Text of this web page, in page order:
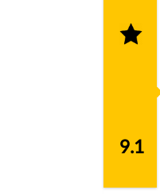
9.1